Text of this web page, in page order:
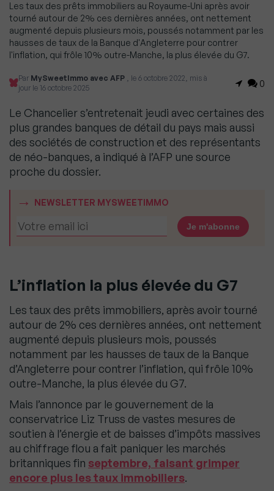
Les taux des prêts immobiliers au Royaume-Uni après avoir
tourné autour de 2% ces dernières années, ont nettement
augmenté depuis plusieurs mois, poussés notamment par les
hausses de taux de la Banque d'Angleterre pour contrer
l'inflation, qui frôle 10% outre-Manche, la plus élevée du G7.
Par MySweetImmo avec AFP , le 6 octobre 2022, mis à
jour le 16 octobre 2025
0
Le Chancelier s’entretenait jeudi avec certaines des
plus grandes banques de détail du pays mais aussi
des sociétés de construction et des représentants
de néo-banques, a indiqué à l’AFP une source
proche du dossier.
NEWSLETTER MYSWEETIMMO
L’inflation la plus élevée du G7
Les taux des prêts immobiliers, après avoir tourné
autour de 2% ces dernières années, ont nettement
augmenté depuis plusieurs mois, poussés
notamment par les hausses de taux de la Banque
d’Angleterre pour contrer l’inflation, qui frôle 10%
outre-Manche, la plus élevée du G7.
Mais l’annonce par le gouvernement de la
conservatrice Liz Truss de vastes mesures de
soutien à l’énergie et de baisses d’impôts massives
au chiffrage flou a fait paniquer les marchés
britanniques fin septembre, faisant grimper
encore plus les taux immobiliers.